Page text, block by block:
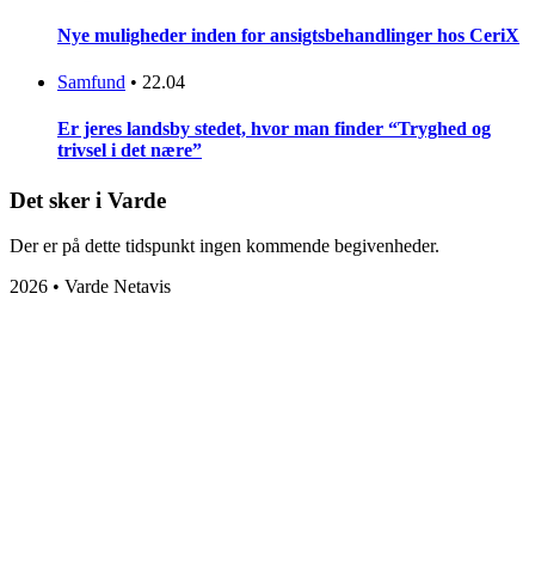
Nye muligheder inden for ansigtsbehandlinger hos CeriX
Samfund • 22.04
Er jeres landsby stedet, hvor man finder “Tryghed og
trivsel i det nære”
Det sker i Varde
Der er på dette tidspunkt ingen kommende begivenheder.
2026 • Varde Netavis